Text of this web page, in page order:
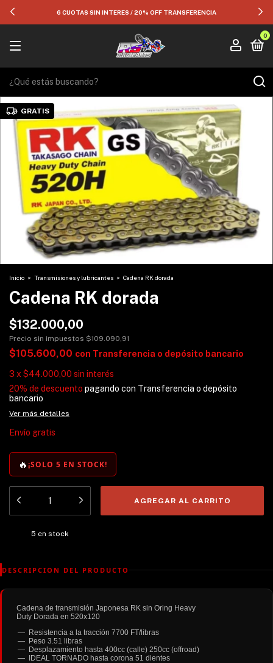
6 CUOTAS SIN INTERES / 20% OFF TRANSFERENCIA
0
GRATIS
Inicio > Transmisiones y lubricantes > Cadena RK dorada
Cadena RK dorada
$132.000,00
Precio sin impuestos $109.090,91
$105.600,00 con Transferencia o depósito bancario
3 x $44.000,00 sin interés
20% de descuento pagando con Transferencia o depósito
bancario
Ver más detalles
Envío gratis
🔥¡SOLO 5 EN STOCK!
5 en stock
DESCRIPCION DEL PRODUCTO
Cadena de transmisión Japonesa RK sin Oring Heavy
Duty Dorada en 520x120
Resistencia a la tracción 7700 FT/libras
Peso 3.51 libras
Desplazamiento hasta 400cc (calle) 250cc (offroad)
IDEAL TORNADO hasta corona 51 dientes